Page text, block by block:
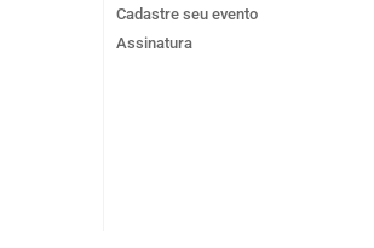
Cadastre seu evento
Assinatura